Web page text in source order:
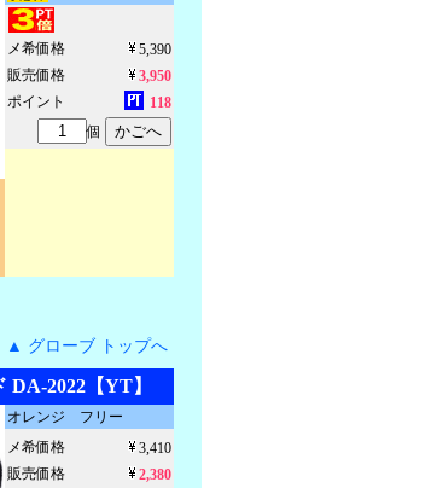
メ希価格
5,390
販売価格
3,950
ポイント
118
個
▲ グローブ トップへ
2022【YT】
オレンジ フリー
メ希価格
3,410
販売価格
2,380